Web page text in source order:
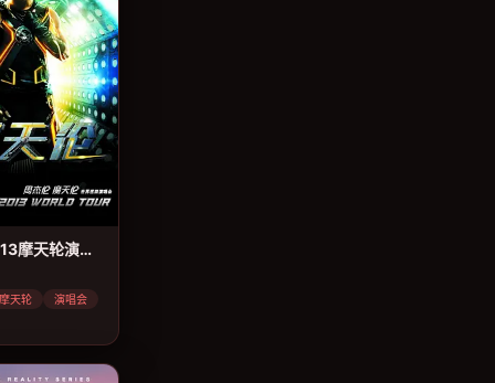
周杰伦2013摩天轮演唱会
摩天轮 演唱会